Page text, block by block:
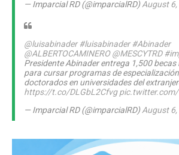
— Imparcial RD (@imparcialRD)August
@luisabinader #luisabinader #Abinader
@ALBERTOCAMINERO @MESCYTRD
Presidente Abinader entrega 1,500
para cursar programas de
doctorados en universidades del
https://t.co/DLGbL2Cfvg
— Imparcial RD (@imparcialRD)August